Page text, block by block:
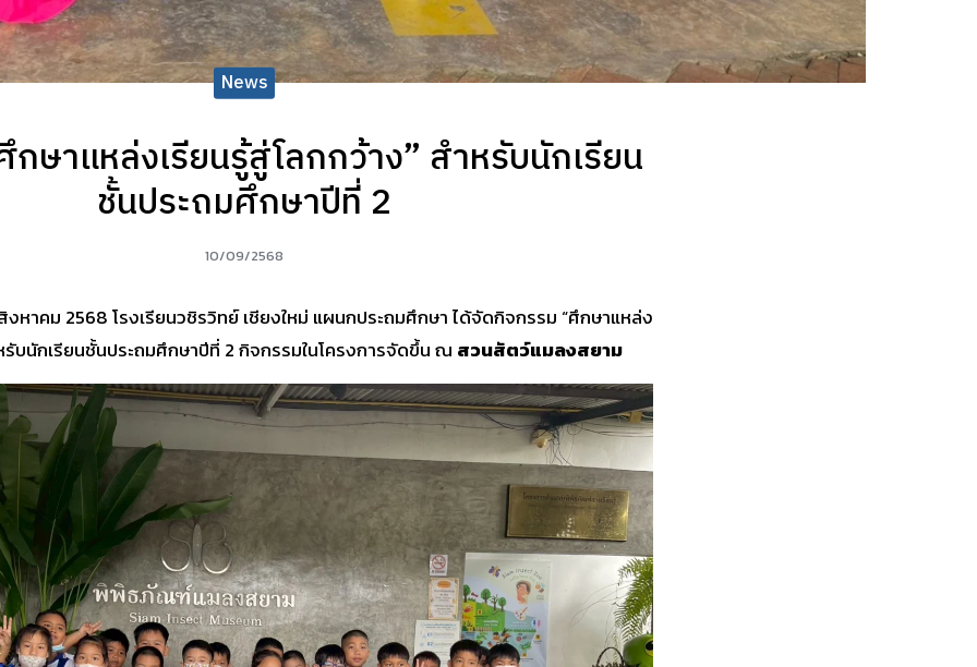
News
ษาแหล่งเรียนรู้สู่โลกกว้าง” สำหรับนักเรียน
ชั้นประถมศึกษาปีที่ 2
10/09/2568
หาคม 2568 โรงเรียนวชิรวิทย์ เชียงใหม่ แผนกประถมศึกษา ได้จัดกิจกรรม “ศึกษาแหล่ง
รับนักเรียนชั้นประถมศึกษาปีที่ 2 กิจกรรมในโครงการจัดขึ้น ณ สวนสัตว์แมลงสยาม